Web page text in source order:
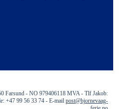
Farsund - NO 979406118 MVA - Tlf Jakob:
+47 99 56 33 74 - E-mail post@bjornevaag-